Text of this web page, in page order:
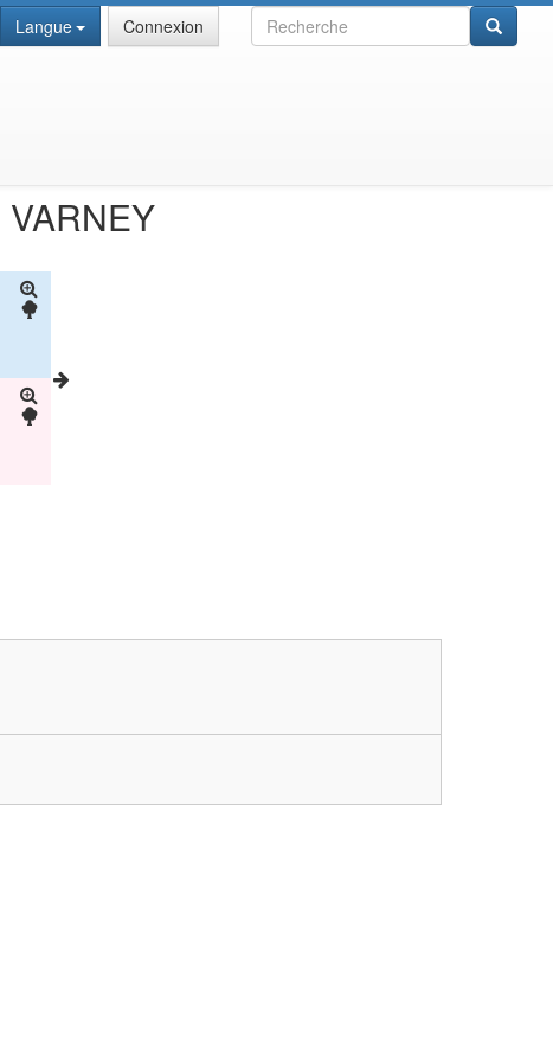
Recherche
Langue Connexion
VARNEY